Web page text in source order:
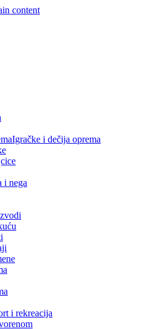
content
Igračke i dečija oprema
i nega
i rekreacija